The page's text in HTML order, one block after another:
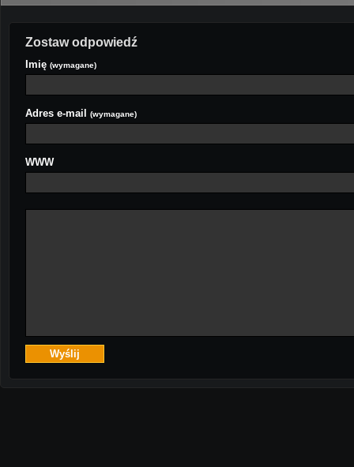
Zostaw odpowiedź
Imię (wymagane)
Adres e-mail (wymagane)
WWW